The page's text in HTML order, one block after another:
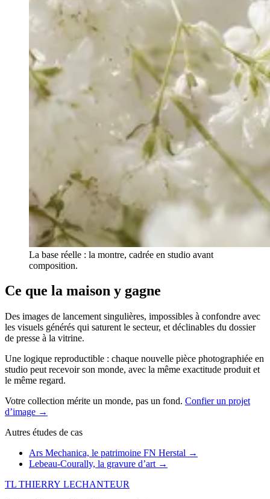
La base réelle : la montre, cadrée en studio avant
composition.
Ce que la maison y gagne
Des images de lancement singulières, impossibles à confondre avec
les visuels générés qui saturent le secteur, et déclinables du dossier
de presse à la vitrine.
Une logique reproductible : chaque nouvelle pièce photographiée en
studio peut recevoir son monde, avec la même exactitude produit et
le même regard.
Votre collection mérite un monde, pas un fond. Confier un projet
d’image →
Autres études de cas
Ars Mechanica, le patrimoine FN Herstal →
Lebeau-Courally, la gravure d’art →
TL THIERRY LECHANTEUR